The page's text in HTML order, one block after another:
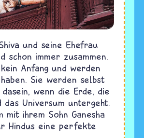
und seine Ehefrau
schon immer zusammen.
Anfang und werden
Sie werden selbst
wenn die Erde, die
das Universum untergeht.
mit ihrem Sohn Ganesha
Hindus eine perfekte